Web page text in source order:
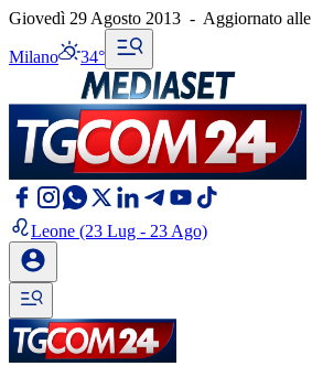
Giovedì 29 Agosto 2013 - Aggiornato alle
Milano 34°
Leone (23 Lug - 23 Ago)